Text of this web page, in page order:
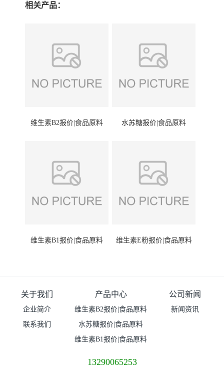
相关产品：
维生素B2报价|食品原料 水苏糖报价|食品原料
维生素B1报价|食品原料 维生素E粉报价|食品原料
关于我们
企业简介
联系我们
产品中心
维生素B2报价|食品原料
水苏糖报价|食品原料
维生素B1报价|食品原料
公司新闻
新闻资讯
13290065253